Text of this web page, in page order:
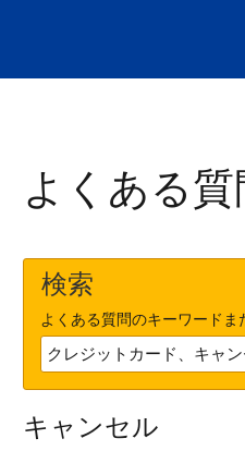
よくある質
検索
よくある質問のキーワードま
キャンセル